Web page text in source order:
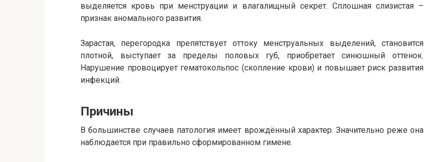
выделяется кровь при менструации и влагалищный секрет. Сплошная слизистая –
признак аномального развития.
Зарастая, перегородка препятствует оттоку менструальных выделений, становится
плотной, выступает за пределы половых губ, приобретает синюшный оттенок.
Нарушение провоцирует гематокольпос (скопление крови) и повышает риск развития
инфекций.
Причины
В большинстве случаев патология имеет врождённый характер. Значительно реже она
наблюдается при правильно сформированном гимене.